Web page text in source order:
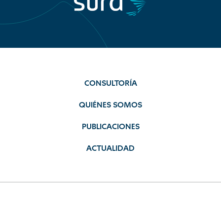
CONSULTORÍA
QUIÉNES SOMOS
PUBLICACIONES
ACTUALIDAD